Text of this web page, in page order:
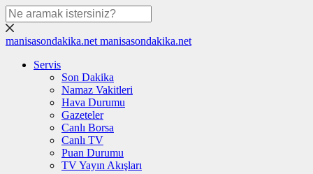
manisasondakika.net manisasondakika.net
Servis
Son Dakika
Namaz Vakitleri
Hava Durumu
Gazeteler
Canlı Borsa
Canlı TV
Puan Durumu
TV Yayın Akışları